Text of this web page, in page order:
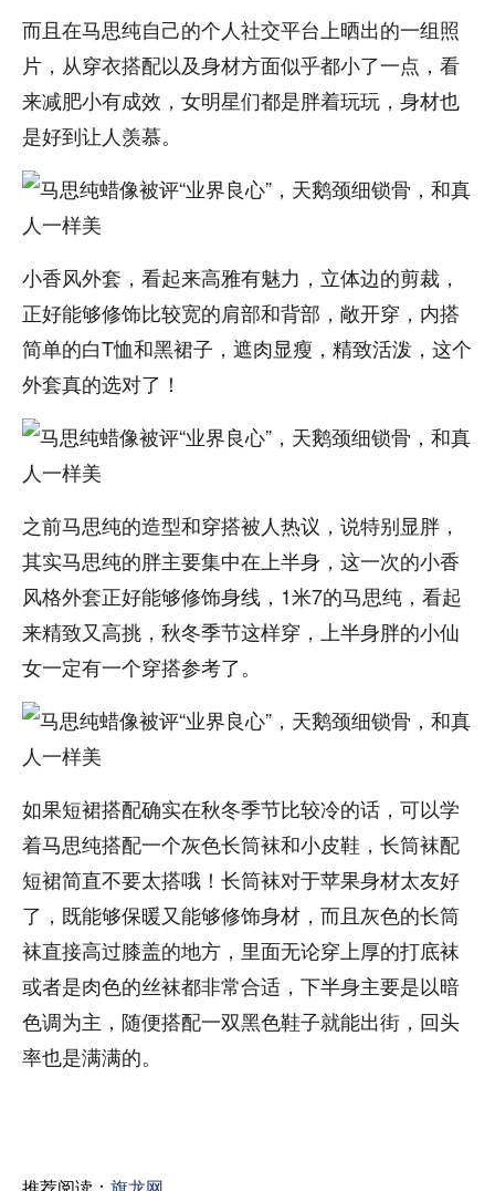
而且在马思纯自己的个人社交平台上晒出的一组照
片，从穿衣搭配以及身材方面似乎都小了一点，看
来减肥小有成效，女明星们都是胖着玩玩，身材也
是好到让人羡慕。
小香风外套，看起来高雅有魅力，立体边的剪裁，
正好能够修饰比较宽的肩部和背部，敞开穿，内搭
简单的白T恤和黑裙子，遮肉显瘦，精致活泼，这个
外套真的选对了！
之前马思纯的造型和穿搭被人热议，说特别显胖，
其实马思纯的胖主要集中在上半身，这一次的小香
风格外套正好能够修饰身线，1米7的马思纯，看起
来精致又高挑，秋冬季节这样穿，上半身胖的小仙
女一定有一个穿搭参考了。
如果短裙搭配确实在秋冬季节比较冷的话，可以学
着马思纯搭配一个灰色长筒袜和小皮鞋，长筒袜配
短裙简直不要太搭哦！长筒袜对于苹果身材太友好
了，既能够保暖又能够修饰身材，而且灰色的长筒
袜直接高过膝盖的地方，里面无论穿上厚的打底袜
或者是肉色的丝袜都非常合适，下半身主要是以暗
色调为主，随便搭配一双黑色鞋子就能出街，回头
率也是满满的。